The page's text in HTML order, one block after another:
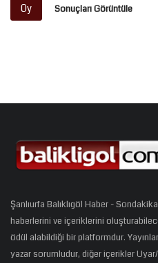
Oy Sonuçları Görüntüle
Şanlıurfa Balıklıgöl Haber -
haberlerini ve içeriklerini
ödül alabildiği bir platformdur.
yazar sorumludur, diğer içerikler